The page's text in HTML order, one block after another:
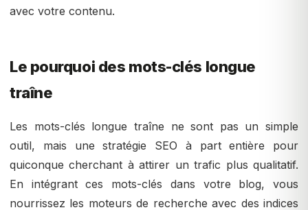
avec votre contenu.
Le pourquoi des mots-clés longue
traîne
Les mots-clés longue traîne ne sont pas un simple
outil, mais une stratégie SEO à part entière pour
quiconque cherchant à attirer un trafic plus qualitatif.
En intégrant ces mots-clés dans votre blog, vous
nourrissez les moteurs de recherche avec des indices